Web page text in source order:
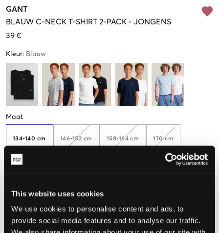
This website uses cookies
We use cookies to personalise content and ads, to
provide social media features and to analyse our traffic.
GANT
BLAUW C-NECK T-SHIRT 2-PACK - JONGENS
39 €
Kleur: Blauw
Maat
134-140 cm 146-152 cm 158-164 cm 170 cm
De maat lijkt